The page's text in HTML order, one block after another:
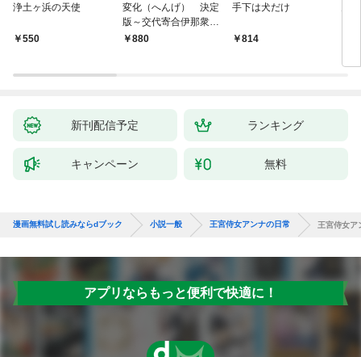
浄土ヶ浜の天使
￥550
変化（へんげ） 決定
版～交代寄合伊那衆異
聞（1）～
880
手下は犬だけ
814
新刊配信予定 ランキング
キャンペーン 無料
漫画無料試し読みならdブック 小説一般 王宮侍女アンナの日常 王宮侍女ア
アプリならもっと便利で快適に！